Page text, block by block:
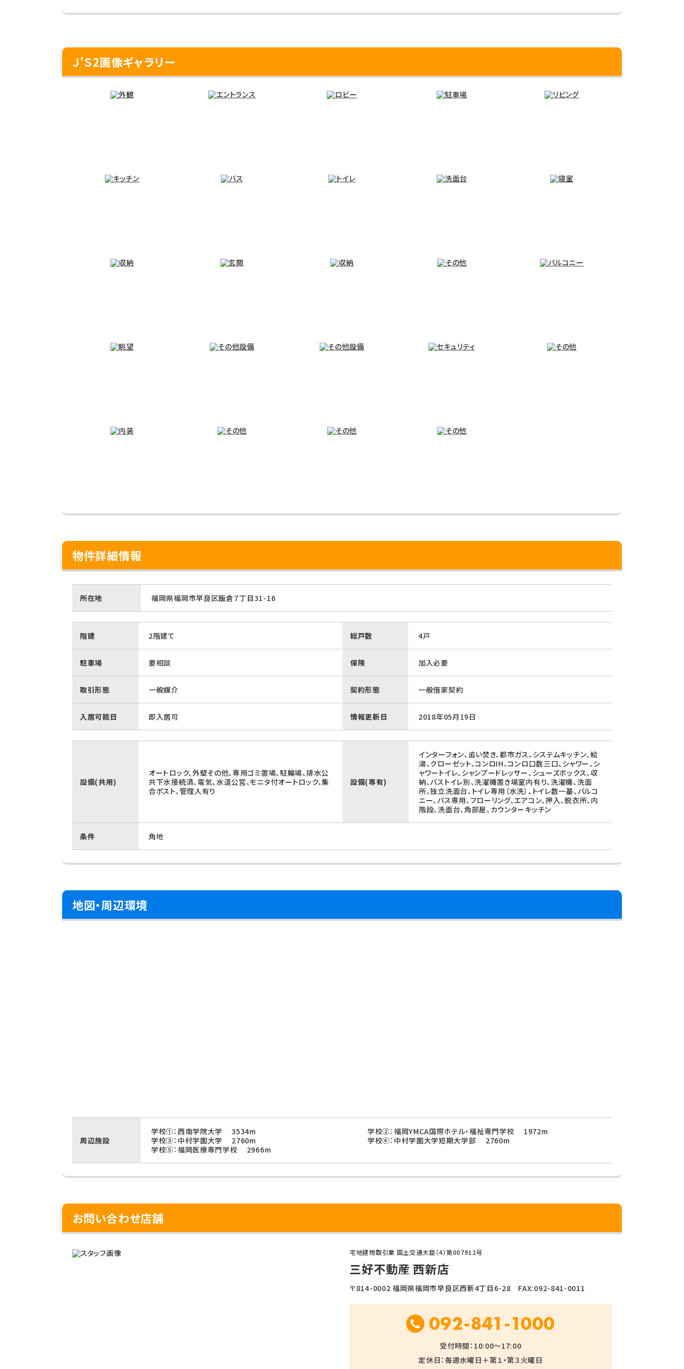
Ｊ’Ｓ2画像ギャラリー
物件詳細情報
所在地 福岡県福岡市早良区飯倉７丁目31-16
階建 2階建て 総戸数 4戸
駐車場 要相談 保険 加入必要
取引形態 一般媒介 契約形態 一般借家契約
入居可能日 即入居可 情報更新日 2018年05月19日
設備(共用)
オートロック、外壁その他、専用ゴミ置場、駐輪場、排水公
共下水接続済、電気、水道公営、モニタ付オートロック、集
合ポスト、管理人有り
設備(専有)
インターフォン、追い焚き、都市ガス、システムキッチン、給
湯、クローゼット、コンロIH、コンロ口数三口、シャワー、シ
ャワートイレ、シャンプードレッサー、シューズボックス、収
納、バストイレ別、洗濯機置き場室内有り、洗濯機、洗面
所、独立洗面台、トイレ専用（水洗）、トイレ数一基、バルコ
ニー、バス専用、フローリング、エアコン、押入、脱衣所、内
階段、洗面台、角部屋、カウンターキッチン
条件 角地
地図・周辺環境
周辺施設
学校①：西南学院大学 3534m
学校②：福岡YMCA国際ホテル・福祉専門学校 1972m
学校③：中村学園大学 2760m
学校④：中村学園大学短期大学部 2760m
学校⑤：福岡医療専門学校 2966m
お問い合わせ店舗
宅地建物取引業 国土交通大臣（4）第007912号
三好不動産 西新店
〒814-0002 福岡県福岡市早良区西新4丁目6-28 FAX:092-841-0011
092-841-1000
受付時間：10:00～17:00
定休日：毎週水曜日＋第１・第３火曜日